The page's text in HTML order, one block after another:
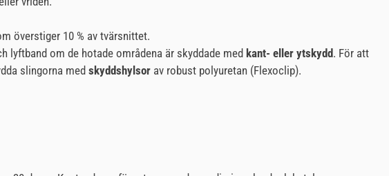
överstiger 10 % av tvärsnittet.
lyftband om de hotade områdena är skyddade med kant- eller ytskydd. För att
slingorna med skyddshylsor av robust polyuretan (Flexoclip).